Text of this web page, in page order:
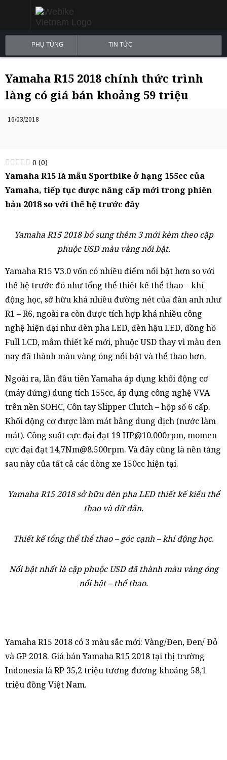
PHỤ TÙNG TIN TỨC
Yamaha R15 2018 chính thức trình
làng có giá bán khoảng 59 triệu
16/03/2018
0 (0)
Yamaha R15 là mẫu Sportbike ở hạng 155cc của
Yamaha, tiếp tục được nâng cấp mới trong phiên
bản 2018 so với thế hệ trước đây
Yamaha R15 2018 bổ sung thêm 3 mới kèm theo cặp
phuộc USD màu vàng nổi bật.
Yamaha R15 V3.0 vốn có nhiều điểm nổi bật hơn so với
thế hệ trước đó như tổng thể thiết kế thể thao – khí
động học, sở hữu khá nhiều đường nét của đàn anh như
R1 – R6, ngoài ra còn được tích hợp khá nhiều công
nghệ hiện đại như đèn pha LED, đèn hậu LED, đồng hồ
Full LCD, mâm thiết kế mới, phuộc USD thay vì màu đen
nay đã thành màu vàng óng nổi bật và thể thao hơn.
Ngoài ra, lần đầu tiên Yamaha áp dụng khối động cơ
(máy đứng) dung tích 155cc, áp dụng công nghệ VVA
trên nền SOHC, Côn tay Slipper Clutch – hộp số 6 cấp.
Khối động cơ được làm mát bằng dung dịch (nước làm
mát). Công suất cực đại đạt 19 HP@10.000rpm, momen
cực đại đạt 14,7Nm@8.500rpm. Và đây cũng là nền tảng
sau này của tất cả các dòng xe 150cc hiện tại.
Yamaha R15 2018 sở hữu đèn pha LED thiết kế kiểu thể
thao và dữ dằn.
Thiết kế tổng thể thể thao – góc cạnh – khí động học.
Nổi bật nhất là cặp phuộc USD đã thành màu vàng óng
nổi bật – thể thao.
Yamaha R15 2018 có 3 màu sắc mới: Vàng/Đen, Đen/ Đỏ
và GP 2018. Giá bán Yamaha R15 2018 tại thị trường
Indonesia là RP 35,2 triệu tương đương khoảng 58,1
triệu đồng Việt Nam. ​